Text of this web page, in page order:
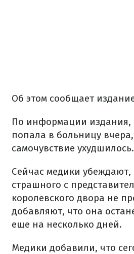
Об этом сообщает
По информации издания,
попала в больницу вчера,
самочувствие ухудшилось.
Сейчас медики убеждают,
страшного с
королевского двора не
добавляют, что она
еще ​​на несколько дней.
Медики добавили, что